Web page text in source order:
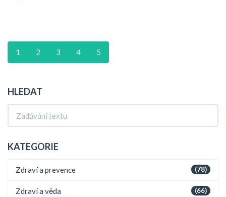
1 2 3 4 5
HLEDAT
KATEGORIE
(78)
Zdraví a prevence
(66)
Zdraví a věda